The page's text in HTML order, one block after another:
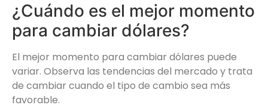
¿Cuándo es el mejor momento
para cambiar dólares?
El mejor momento para cambiar dólares puede
variar. Observa las tendencias del mercado y trata
de cambiar cuando el tipo de cambio sea más
favorable.